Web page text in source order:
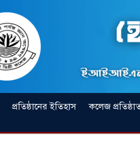
প্রতিষ্ঠানের ইতিহাস কলেজ